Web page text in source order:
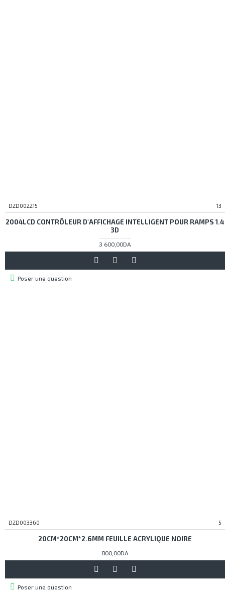
DZD002215 13
2004LCD CONTRÔLEUR D'AFFICHAGE INTELLIGENT POUR RAMPS 1.4
3D
3 600,00DA
Poser une question
DZD003360 5
20CM*20CM*2.6MM FEUILLE ACRYLIQUE NOIRE
800,00DA
Poser une question